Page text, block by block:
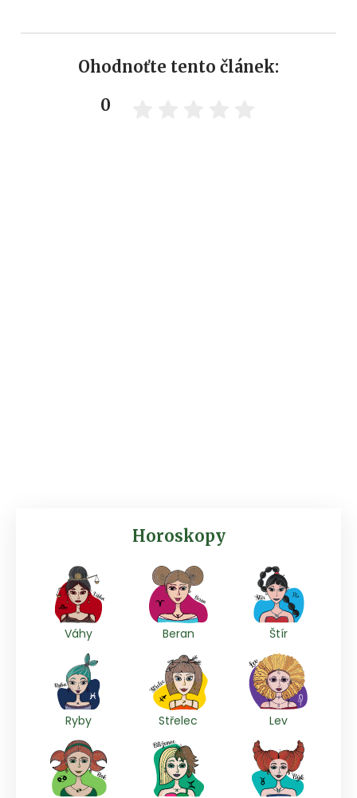
Ohodnoťte tento článek:
0
Horoskopy
Váhy Beran Štír
Ryby Střelec Lev